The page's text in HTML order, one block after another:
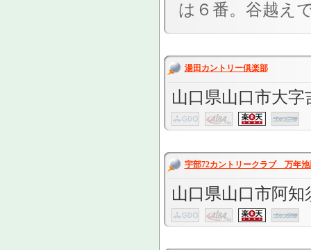
は６番。谷越え
湯田カントリー倶楽部
山口県山口市大字
宇部72カントリークラブ 万年池
山口県山口市阿知